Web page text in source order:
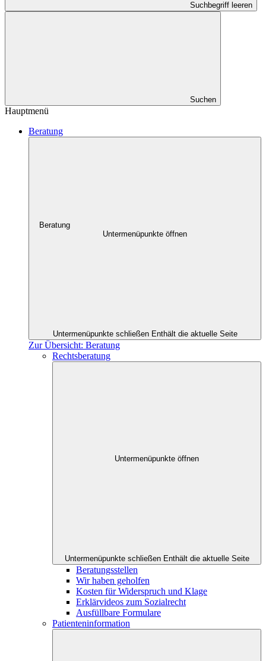
Suchbegriff leeren
Suchen
Hauptmenü
Beratung
Beratung
Untermenüpunkte öffnen
Untermenüpunkte schließen Enthält die aktuelle Seite
Zur Übersicht: Beratung
Rechtsberatung
Untermenüpunkte öffnen
Untermenüpunkte schließen Enthält die aktuelle Seite
Beratungsstellen
Wir haben geholfen
Kosten für Widerspruch und Klage
Erklärvideos zum Sozialrecht
Ausfüllbare Formulare
Patienteninformation